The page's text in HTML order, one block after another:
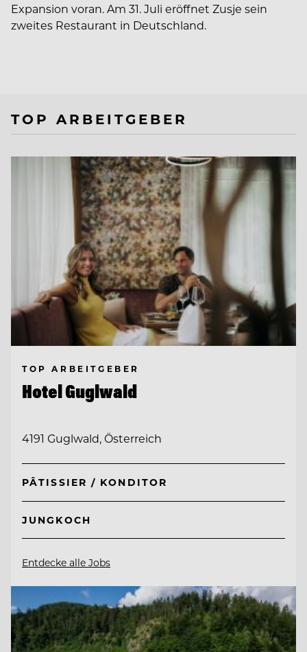
Expansion voran. Am 31. Juli eröffnet Zusje sein
zweites Restaurant in Deutschland.
TOP ARBEITGEBER
TOP ARBEITGEBER
Hotel Guglwald
4191 Guglwald, Österreich
PÂTISSIER / KONDITOR
JUNGKOCH
Entdecke alle Jobs